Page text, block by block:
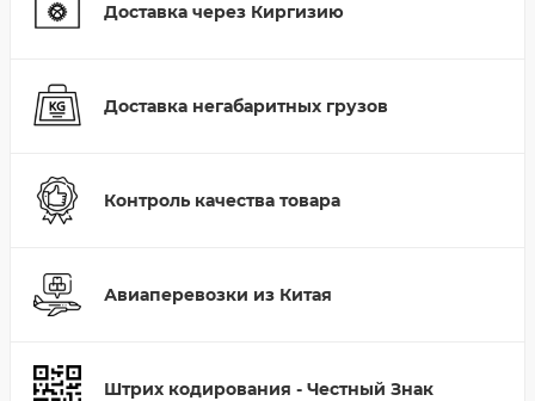
Доставка через Киргизию
Доставка негабаритных грузов
Контроль качества товара
Авиаперевозки из Китая
Штрих кодирования - Честный Знак